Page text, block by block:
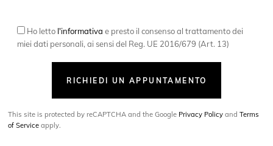
Ho letto l'informativa e presto il consenso al trattamento dei
miei dati personali, ai sensi del Reg. UE 2016/679 (Art. 13)
RICHIEDI UN APPUNTAMENTO
This site is protected by reCAPTCHA and the Google Privacy Policy andTerms
of Service apply.